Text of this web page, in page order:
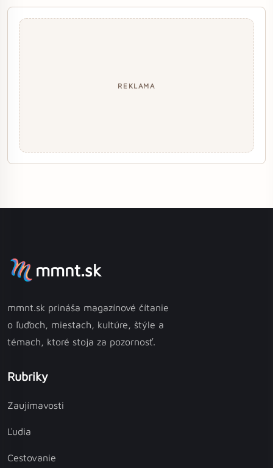
REKLAMA
mmnt.sk
mmnt.sk prináša magazínové čítanie
o ľuďoch, miestach, kultúre, štýle a
témach, ktoré stoja za pozornosť.
Rubriky
Zaujímavosti
Ľudia
Cestovanie